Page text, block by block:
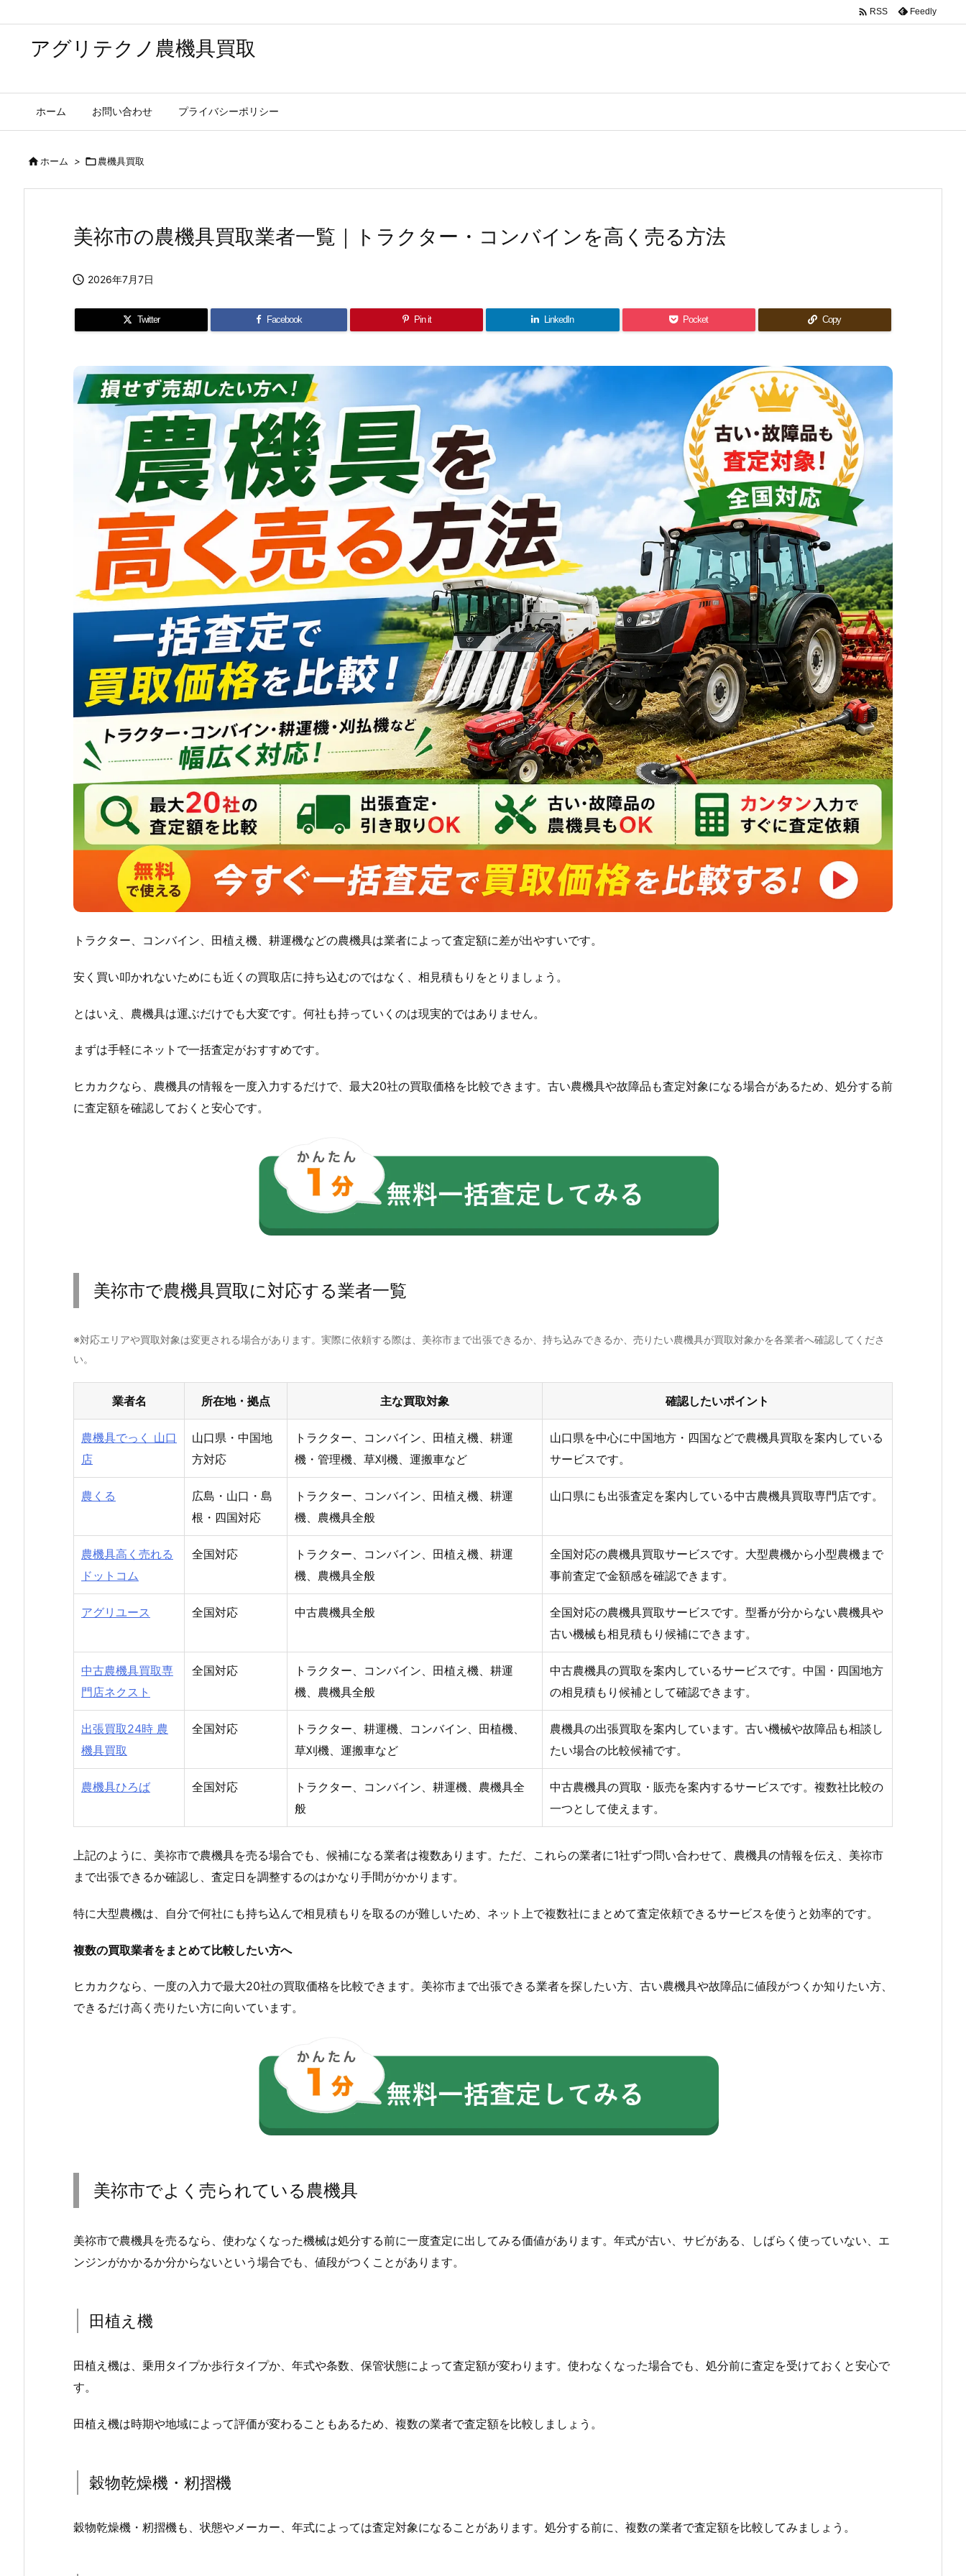
アグリテクノ農機具買取
ホーム お問い合わせ プライバシーポリシー
 RSS Feedly
ホーム > 農機具買取
美祢市の農機具買取業者一覧｜トラクター・コンバインを高く売る方法
 2026年7月7日
Twitter Facebook Pin it LinkedIn Pocket Copy
トラクター、コンバイン、田植え機、耕運機などの農機具は業者によって査定額に差が出やすいです。
安く買い叩かれないためにも近くの買取店に持ち込むのではなく、相見積もりをとりましょう。
とはいえ、農機具は運ぶだけでも大変です。何社も持っていくのは現実的ではありません。
まずは手軽にネットで一括査定がおすすめです。
ヒカカクなら、農機具の情報を一度入力するだけで、最大20社の買取価格を比較できます。古い農機具や故障品も査定対象になる場合があるため、処分する前
に査定額を確認しておくと安心です。
美祢市で農機具買取に対応する業者一覧
※対応エリアや買取対象は変更される場合があります。実際に依頼する際は、美祢市まで出張できるか、持ち込みできるか、売りたい農機具が買取対象かを各業者へ確認してくださ
い。
業者名 所在地・拠点 主な買取対象 確認したいポイント
農機具でっく 山口
店
山口県・中国地
方対応
トラクター、コンバイン、田植え機、耕運
機・管理機、草刈機、運搬車など
山口県を中心に中国地方・四国などで農機具買取を案内している
サービスです。
農くる
広島・山口・島
根・四国対応
トラクター、コンバイン、田植え機、耕運
機、農機具全般
山口県にも出張査定を案内している中古農機具買取専門店です。
農機具高く売れる
ドットコム
全国対応
トラクター、コンバイン、田植え機、耕運
機、農機具全般
全国対応の農機具買取サービスです。大型農機から小型農機まで
事前査定で金額感を確認できます。
アグリユース 全国対応 中古農機具全般
全国対応の農機具買取サービスです。型番が分からない農機具や
古い機械も相見積もり候補にできます。
中古農機具買取専
門店ネクスト
全国対応
トラクター、コンバイン、田植え機、耕運
機、農機具全般
中古農機具の買取を案内しているサービスです。中国・四国地方
の相見積もり候補として確認できます。
出張買取24時 農
機具買取
全国対応
トラクター、耕運機、コンバイン、田植機、
草刈機、運搬車など
農機具の出張買取を案内しています。古い機械や故障品も相談し
たい場合の比較候補です。
農機具ひろば 全国対応
トラクター、コンバイン、耕運機、農機具全
般
中古農機具の買取・販売を案内するサービスです。複数社比較の
一つとして使えます。
上記のように、美祢市で農機具を売る場合でも、候補になる業者は複数あります。ただ、これらの業者に1社ずつ問い合わせて、農機具の情報を伝え、美祢市
まで出張できるか確認し、査定日を調整するのはかなり手間がかかります。
特に大型農機は、自分で何社にも持ち込んで相見積もりを取るのが難しいため、ネット上で複数社にまとめて査定依頼できるサービスを使うと効率的です。
複数の買取業者をまとめて比較したい方へ
ヒカカクなら、一度の入力で最大20社の買取価格を比較できます。美祢市まで出張できる業者を探したい方、古い農機具や故障品に値段がつくか知りたい方、
できるだけ高く売りたい方に向いています。
美祢市でよく売られている農機具
美祢市で農機具を売るなら、使わなくなった機械は処分する前に一度査定に出してみる価値があります。年式が古い、サビがある、しばらく使っていない、エ
ンジンがかかるか分からないという場合でも、値段がつくことがあります。
田植え機
田植え機は、乗用タイプか歩行タイプか、年式や条数、保管状態によって査定額が変わります。使わなくなった場合でも、処分前に査定を受けておくと安心で
す。
田植え機は時期や地域によって評価が変わることもあるため、複数の業者で査定額を比較しましょう。
穀物乾燥機・籾摺機
穀物乾燥機・籾摺機も、状態やメーカー、年式によっては査定対象になることがあります。処分する前に、複数の業者で査定額を比較してみましょう。